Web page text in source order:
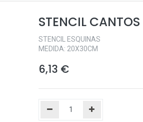
STENCIL CANTOS
STENCIL ESQUINAS
MEDIDA: 20X30CM
6,13 €